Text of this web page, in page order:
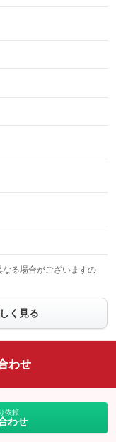
なし
トカメラ
なし
なし
レール
なし
なし
る場合がございますの
く見る
わせ
依頼
わせ